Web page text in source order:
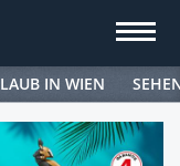
IN WIEN